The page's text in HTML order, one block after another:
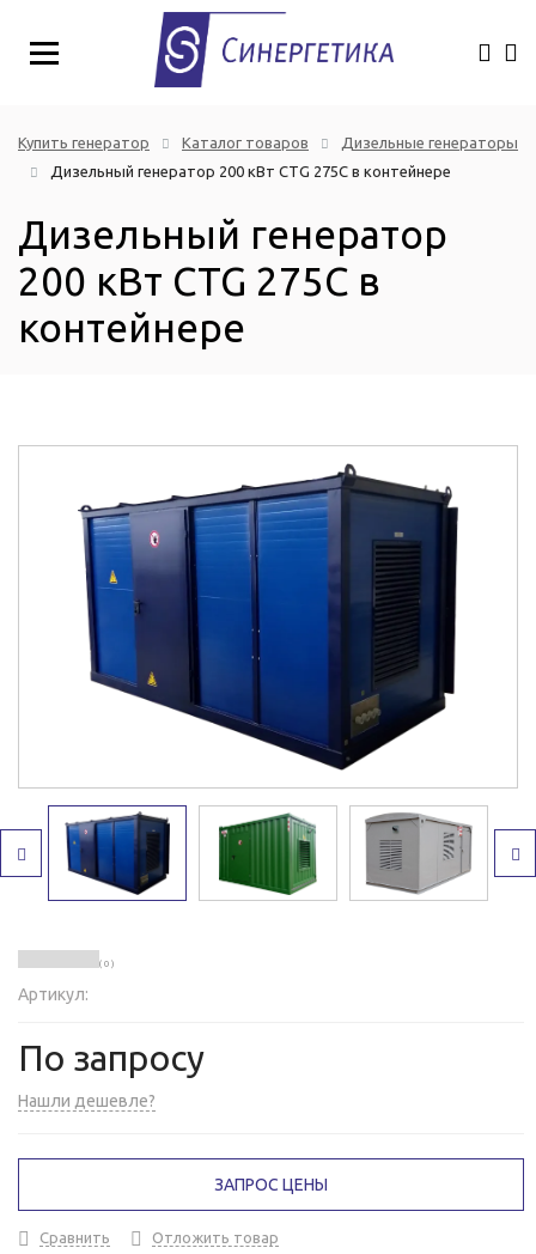
Купить генератор Каталог товаров
Дизельные генераторы
Дизельный генератор 200 кВт CTG 275C в контейнере
Дизельный генератор
200 кВт CTG 275C в
контейнере
( 0 )
Артикул:
По запросу
Нашли дешевле?
ЗАПРОС ЦЕНЫ
Сравнить Отложить товар